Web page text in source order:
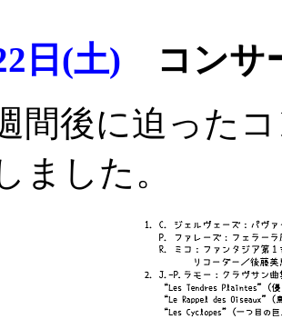
日(土) コンサ
間後に迫った
ました。